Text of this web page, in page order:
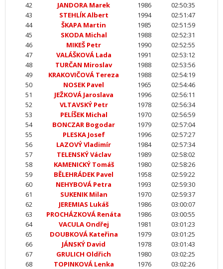
42
JANDORA Marek 1986
02:50:35
43
STEHLÍK Albert 1994
02:51:47
44
ŠKAPA Martin 1985
02:51:59
45
SKODA Michal 1988
02:52:31
46
MIKEŠ Petr 1990
02:52:55
47
VALÁŠKOVÁ Lada 1991
02:53:12
48
TURČAN Miroslav 1988
02:53:56
49
KRAKOVIČOVÁ Tereza 1988
02:54:19
50
NOSEK Pavel 1965
02:54:46
51
JEŽKOVÁ Jaroslava 1996
02:56:11
52
VLTAVSKÝ Petr 1978
02:56:34
53
PELÍŠEK Michal 1970
02:56:59
54
BONCZAR Bogodar 1979
02:57:04
55
PLESKA Josef 1996
02:57:27
56
LAZOVÝ Vladimír 1984
02:57:34
57
TELENSKÝ Václav 1989
02:58:02
58
KAMENICKÝ Tomáš 1980
02:58:26
59
BĚLEHRÁDEK Pavel 1958
02:59:22
60
NEHYBOVÁ Petra 1993
02:59:30
61
SUKENIK Milan 1970
02:59:37
62
JEREMIAS Lukáš 1986
03:00:07
63
PROCHÁZKOVÁ Renáta 1986
03:00:55
64
VACULA Ondřej 1981
03:01:23
65
DOUBKOVÁ Kateřina 1979
03:01:25
66
JÁNSKÝ David 1978
03:01:43
67
GRULICH Oldřich 1980
03:02:25
68
TOPINKOVÁ Lenka 1976
03:02:26